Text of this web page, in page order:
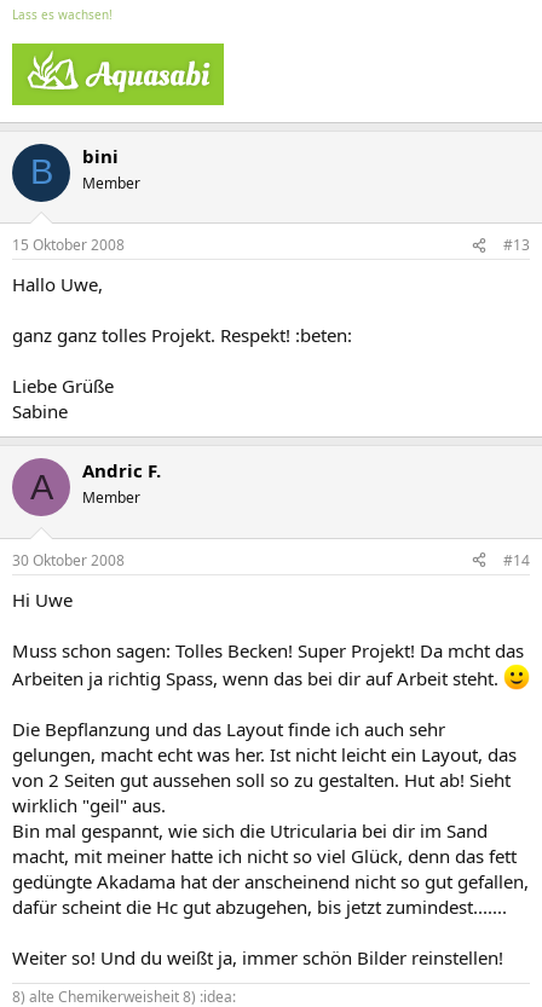
Lass es wachsen!
B bini
Member
15 Oktober 2008 #13
Hallo Uwe,
ganz ganz tolles Projekt. Respekt! :beten:
Liebe Grüße
Sabine
A Andric F.
Member
30 Oktober 2008 #14
Hi Uwe
Muss schon sagen: Tolles Becken! Super Projekt! Da mcht das
Arbeiten ja richtig Spass, wenn das bei dir auf Arbeit steht.
Die Bepflanzung und das Layout finde ich auch sehr
gelungen, macht echt was her. Ist nicht leicht ein Layout, das
von 2 Seiten gut aussehen soll so zu gestalten. Hut ab! Sieht
wirklich "geil" aus.
Bin mal gespannt, wie sich die Utricularia bei dir im Sand
macht, mit meiner hatte ich nicht so viel Glück, denn das fett
gedüngte Akadama hat der anscheinend nicht so gut gefallen,
dafür scheint die Hc gut abzugehen, bis jetzt zumindest.......
Weiter so! Und du weißt ja, immer schön Bilder reinstellen!
8) alte Chemikerweisheit 8) :idea: